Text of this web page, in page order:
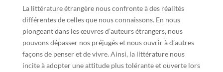
La littérature étrangère nous confronte à des réalités
différentes de celles que nous connaissons. En nous
plongeant dans les œuvres d’auteurs étrangers, nous
pouvons dépasser nos préjugés et nous ouvrir à d’autres
façons de penser et de vivre. Ainsi, la littérature nous
incite à adopter une attitude plus tolérante et ouverte lors